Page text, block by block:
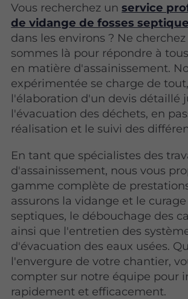
Vous recherchez unservice
de vidange de fosses
dans les environs ? Ne
sommes là pour répondre à
en matière d'assainissement.
expérimentée se charge de
l'élaboration d'un devis détaillé
l'évacuation des déchets, en
réalisation et le suivi des
En tant que spécialistes des
d'assainissement, nous vous
gamme complète de
assurons la vidange et le curage
septiques, le débouchage des
ainsi que l'entretien des
d'évacuation des eaux usées.
l'envergure de votre chantier,
compter sur notre équipe pour
rapidement et efficacement.